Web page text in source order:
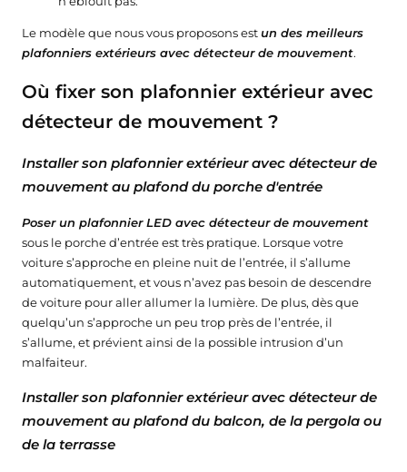
Le modèle que nous vous proposons estun des meilleurs
plafonniers extérieurs avec détecteur de mouvement.
Où fixer son plafonnier extérieur avec
détecteur de mouvement ?
Installer son plafonnier extérieur avec détecteur de
mouvement au plafond du porche d'entrée
Poser un plafonnier LED avec détecteur de mouvement
sous le porche d’entrée est très pratique. Lorsque votre
voiture s’approche en pleine nuit de l’entrée, il s’allume
automatiquement, et vous n’avez pas besoin de descendre
de voiture pour aller allumer la lumière. De plus, dès que
quelqu’un s’approche un peu trop près de l’entrée, il
s’allume, et prévient ainsi de la possible intrusion d’un
malfaiteur.
Installer son plafonnier extérieur avec détecteur de
mouvement au plafond du balcon, de la pergola ou
de la terrasse